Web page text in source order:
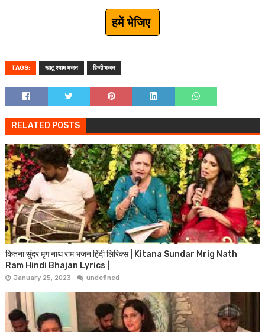
हमें भेजिए
TAGS: खाटू श्याम भजन हिन्दी भजन
RELATED POSTS
कितना सुंदर मृग नाथ राम भजन हिंदी लिरिक्स | Kitana Sundar Mrig Nath
Ram Hindi Bhajan Lyrics |
January 25, 2023 undefined